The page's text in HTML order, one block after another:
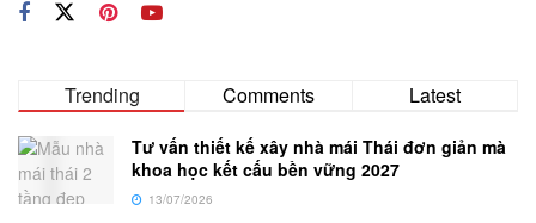
Trending Comments Latest
Tư vấn thiết kế xây nhà mái Thái đơn giản mà
khoa học kết cấu bền vững 2027
13/07/2026